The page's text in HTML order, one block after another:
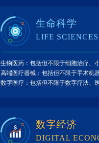
生命科学
LIFE SCIENCES
生物医药：包括但不限于细胞治疗、
高端医疗器械：包括但不限于手术机
数字医疗：包括但不限于数字疗法、
数字经济
DIGITAL